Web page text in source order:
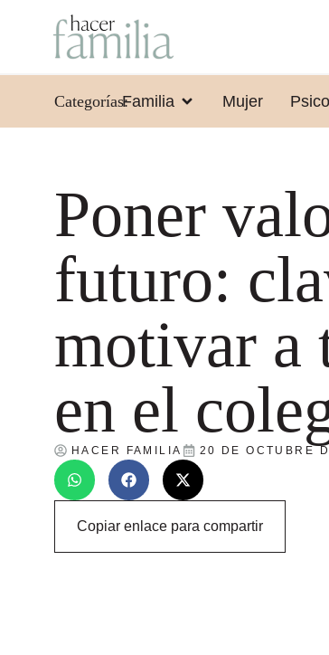
Categorías:Familia Mujer
Poner
futuro:
motivar a
en el
HACER FAMILIA 20 DE OCTUBRE
Copiar enlace para compartir